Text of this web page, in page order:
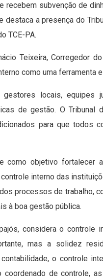
subvenção de
a presença do
TCE-PA.
Teixeira, Corregedor
como uma ferramenta
locais, equipes
de gestão. O Tribunal
para que todos
como objetivo fortalecer
interno das
processos de trabalho,
à boa gestão pública.
considera o controle
mas a solidez
o controle
de controle,